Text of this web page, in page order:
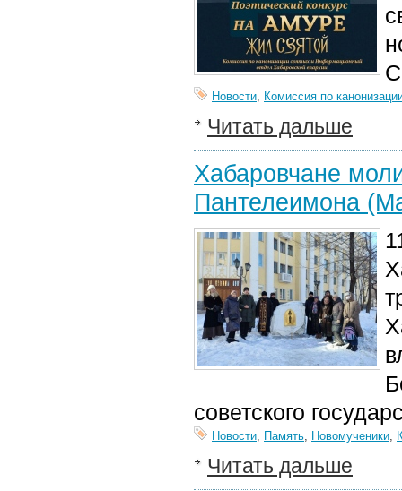
Новости, Комиссия по
Читать дальше
Хабаровчане
Пантелеимона
советского
Новости, Память, Новомученики,
Читать дальше